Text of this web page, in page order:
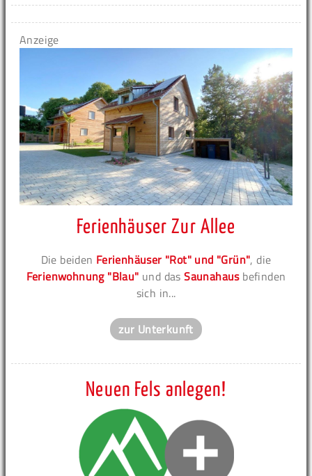
Anzeige
Ferienhäuser Zur Allee
Die beiden Ferienhäuser "Rot" und "Grün", die
Ferienwohnung "Blau" und dasSaunahausbefinden
sich in...
zur Unterkunft
Neuen Fels anlegen!